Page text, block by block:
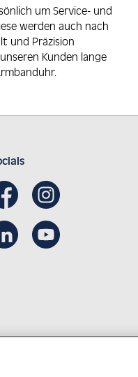
um Service- und
werden auch nach
und Präzision
Kunden lange